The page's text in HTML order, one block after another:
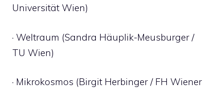
Universität Wien)
· Weltraum (Sandra Häuplik-Meusburger /
TU Wien)
· Mikrokosmos (Birgit Herbinger / FH Wiener